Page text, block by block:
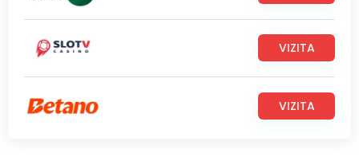
VIZITA
VIZITA